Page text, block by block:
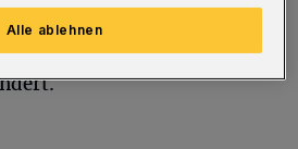
vierten Impfung
Alle ablehnen